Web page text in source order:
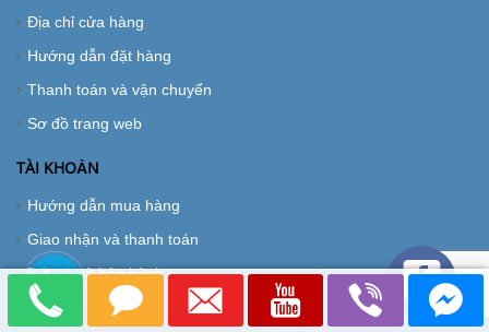
Địa chỉ cửa hàng
Hướng dẫn đặt hàng
Thanh toán và vận chuyển
Sơ đồ trang web
TÀI KHOẢN
Hướng dẫn mua hàng
Giao nhận và thanh toán
Đổi trả và bảo hành
Đăng ký thành viên